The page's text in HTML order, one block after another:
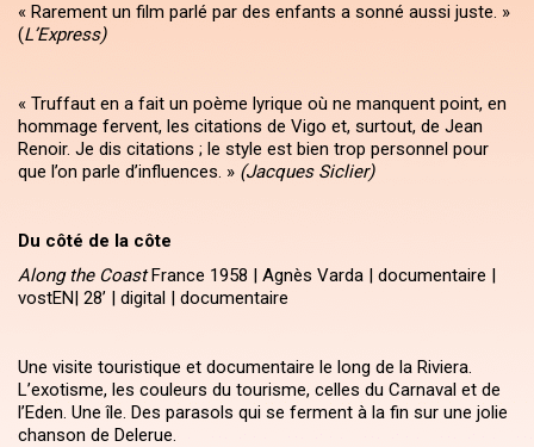
« Rarement un film parlé par des enfants a sonné aussi juste. »
(L’Express)
« Truffaut en a fait un poème lyrique où ne manquent point, en
hommage fervent, les citations de Vigo et, surtout, de Jean
Renoir. Je dis citations ; le style est bien trop personnel pour
que l’on parle d’influences. » (Jacques Siclier)
Du côté de la côte
Along the CoastFrance 1958 | Agnès Varda | documentaire |
vostEN| 28’ | digital | documentaire
Une visite touristique et documentaire le long de la Riviera.
L’exotisme, les couleurs du tourisme, celles du Carnaval et de
l’Eden. Une île. Des parasols qui se ferment à la fin sur une jolie
chanson de Delerue.